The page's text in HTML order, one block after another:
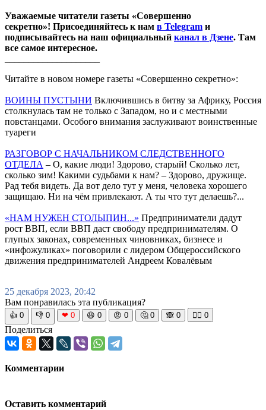
Уважаемые читатели газеты «Совершенно
секретно»! Присоединяйтесь к нам в Telegram и
подписывайтесь на наш официальный канал в Дзене. Там
все самое интересное.
Читайте в новом номере газеты «Совершенно секретно»:
ВОИНЫ ПУСТЫНИ Включившись в битву за Африку, Россия
столкнулась там не только с Западом, но и с местными
повстанцами. Особого внимания заслуживают воинственные
туареги
РАЗГОВОР С НАЧАЛЬНИКОМ СЛЕДСТВЕННОГО
ОТДЕЛА – О, какие люди! Здорово, старый! Сколько лет,
сколько зим! Какими судьбами к нам? – Здорово, дружище.
Рад тебя видеть. Да вот дело тут у меня, человека хорошего
защищаю. Ни на чём привлекают. А ты что тут делаешь?...
«НАМ НУЖЕН СТОЛЫПИН...» Предприниматели дадут
рост ВВП, если ВВП даст свободу предпринимателям. О
глупых законах, современных чиновниках, бизнесе и
«инфожуликах» поговорили с лидером Общероссийского
движения предпринимателей Андреем Ковалёвым
25 декабря 2023, 20:42
Вам понравилась эта публикация?
👍 0 👎 0 ❤ 0 😆 0 😡 0 🤔 0 🙈 0 🧘‍♀️ 0
Поделиться
Комментарии
Оставить комментарий